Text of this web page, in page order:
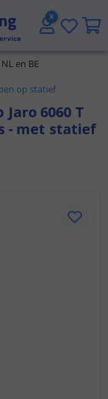
en BE
in huis
op statief
6060 T
- met statief